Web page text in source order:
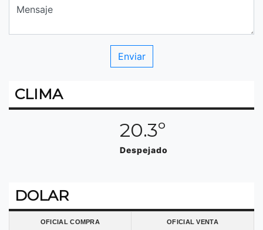
CLIMA
20.3º
Despejado
DOLAR
OFICIAL COMPRA OFICIAL VENTA